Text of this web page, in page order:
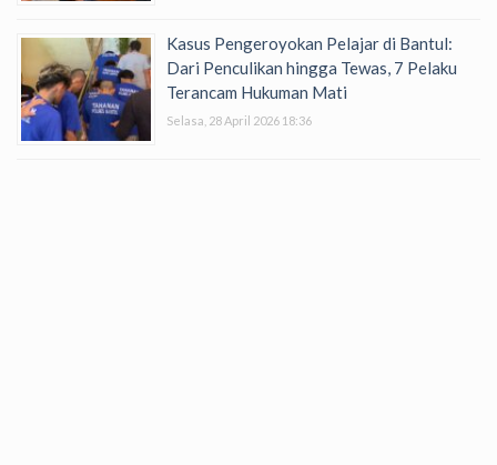
Kasus Pengeroyokan Pelajar di Bantul:
Dari Penculikan hingga Tewas, 7 Pelaku
Terancam Hukuman Mati
Selasa, 28 April 2026 18:36